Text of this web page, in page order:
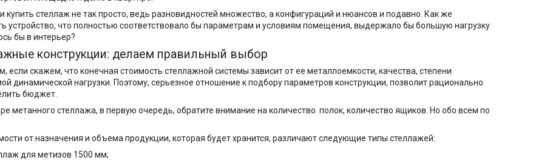
купить стеллаж не так просто, ведь разновидностей множество, а конфигураций и нюансов и подавно. Как же
устройство, что полностью соответствовало бы параметрам и условиям помещения, выдержало бы большую нагрузку
бы в интерьер?
конструкции: делаем правильный выбор
если скажем, что конечная стоимость стеллажной системы зависит от ее металлоемкости, качества, степени
динамической нагрузки. Поэтому, серьезное отношение к подбору параметров конструкции, позволит рационально
бюджет.
метанного стеллажа, в первую очередь, обратите внимание на количество полок, количество ящиков. Но обо всем по
от назначения и объема продукции, которая будет хранится, различают следующие типы стеллажей:
для метизов 1500 мм;